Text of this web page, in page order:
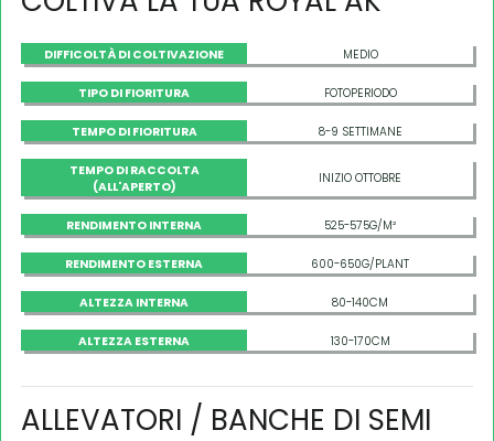
DIFFICOLTÀ DI COLTIVAZIONE MEDIO
TIPO DI FIORITURA FOTOPERIODO
TEMPO DI FIORITURA 8-9 SETTIMANE
TEMPO DI RACCOLTA
(ALL'APERTO)
INIZIO OTTOBRE
RENDIMENTO INTERNA 525-575G/M²
RENDIMENTO ESTERNA 600-650G/PLANT
ALTEZZA INTERNA 80-140CM
ALTEZZA ESTERNA 130-170CM
ALLEVATORI / BANCHE DI SEMI